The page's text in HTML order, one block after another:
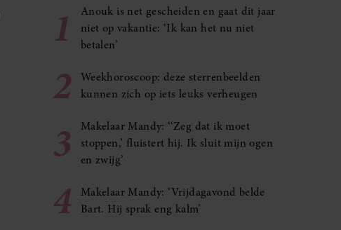
1
Anouk is net gescheiden en gaat dit jaar
niet op vakantie: ‘Ik kan het nu niet
betalen’
2
Weekhoroscoop: deze sterrenbeelden
kunnen zich op iets leuks verheugen
3
Makelaar Mandy: ‘‘Zeg dat ik moet
stoppen,’ fluistert hij. Ik sluit mijn ogen
en zwijg’
4
Makelaar Mandy: ‘Vrijdagavond belde
Bart. Hij sprak eng kalm’